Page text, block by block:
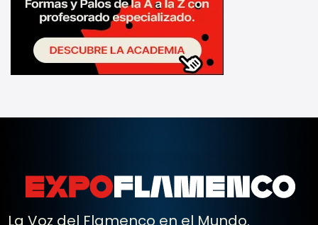
La Voz del Flamenco en el Mundo.